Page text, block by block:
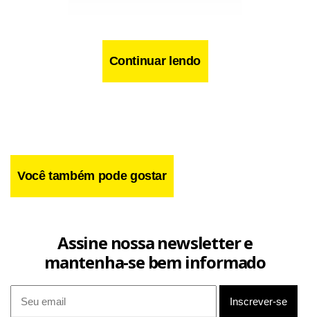
descartados para o Mundial, o ofício enviado para a Fifa
recupera de uma lesão na coxa direita e corre contra o
Continuar lendo
Você também pode gostar
Assine nossa newsletter e
mantenha-se bem informado